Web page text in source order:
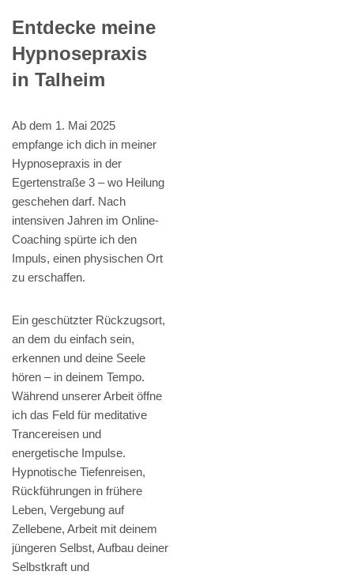
Entdecke meine
Hypnosepraxis
in Talheim
Ab dem 1. Mai 2025
empfange ich dich in meiner
Hypnosepraxis in der
Egertenstraße 3 – wo Heilung
geschehen darf. Nach
intensiven Jahren im Online-
Coaching spürte ich den
Impuls, einen physischen Ort
zu erschaffen.
Ein geschützter Rückzugsort,
an dem du einfach sein,
erkennen und deine Seele
hören – in deinem Tempo.
Während unserer Arbeit öffne
ich das Feld für meditative
Trancereisen und
energetische Impulse.
Hypnotische Tiefenreisen,
Rückführungen in frühere
Leben, Vergebung auf
Zellebene, Arbeit mit deinem
jüngeren Selbst, Aufbau deiner
Selbstkraft und